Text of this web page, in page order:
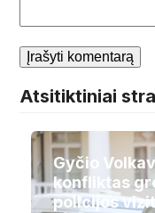
Atsitiktiniai
Gyčio
konfliktas
policijos